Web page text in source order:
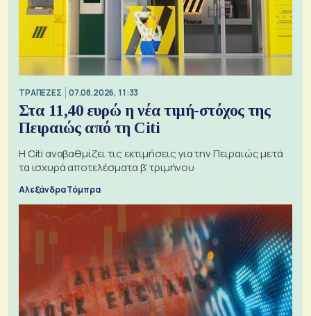
ΤΡΑΠΕΖΕΣ 07.08.2026, 11:33
Στα 11,40 ευρώ η νέα τιμή-στόχος της
Πειραιώς από τη Citi
Η Citi αναβαθμίζει τις εκτιμήσεις για την Πειραιώς μετά
τα ισχυρά αποτελέσματα β' τριμήνου
Αλεξάνδρα Τόμπρα